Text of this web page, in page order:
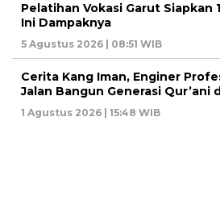
Pelatihan Vokasi Garut Siapkan
Ini Dampaknya
5 Agustus 2026 | 08:51 WIB
Cerita Kang Iman, Enginer
Jalan Bangun Generasi Qur’ani
1 Agustus 2026 | 15:48 WIB